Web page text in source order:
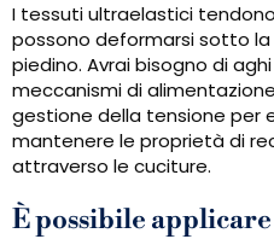
I tessuti ultraelastici
possono deformarsi sotto
piedino. Avrai bisogno di
meccanismi di
gestione della tensione per
mantenere le proprietà di
attraverso le cuciture.
È possibile